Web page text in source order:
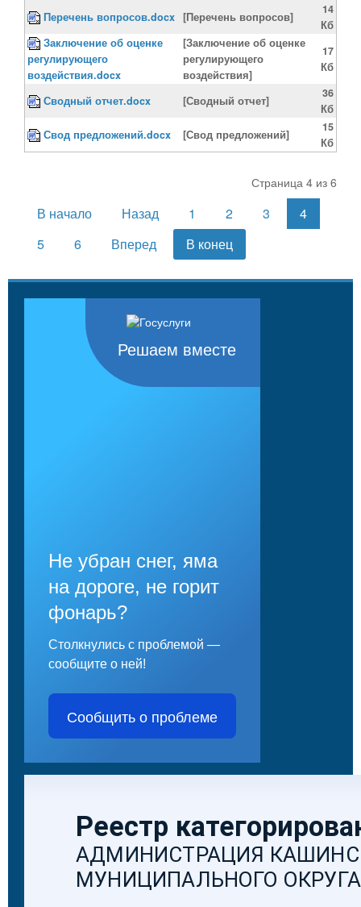
Перечень вопросов.docx
[Перечень вопросов]
14
Кб
Заключение об оценке
регулирующего
воздействия.docx
[Заключение об оценке
регулирующего
воздействия]
17
Кб
Сводный отчет.docx [Сводный отчет]
36
Кб
Свод предложений.docx
[Свод предложений]
15
Кб
Страница 4 из 6
В начало Назад 1 2 3
4
5
6 Вперед В конец
Решаем вместе
Не убран снег, яма
на дороге, не горит
фонарь?
Столкнулись с проблемой —
сообщите о ней!
Сообщить о проблеме